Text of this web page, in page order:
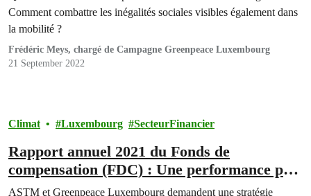
Comment combattre les inégalités sociales visibles également dans
la mobilité ?
Frédéric Meys, chargé de Campagne Greenpeace Luxembourg
21 September 2022
Climat Luxembourg SecteurFinancier
Rapport annuel 2021 du Fonds de
compensation (FDC) : Une performance peu
ambitieuse en matière de durabilité
ASTM et Greenpeace Luxembourg demandent une stratégie